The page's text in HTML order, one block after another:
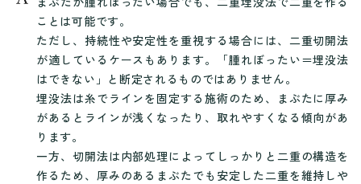
ことは可能です。
ただし、持続性や安定性を重視する場合には、二重切開法
が適しているケースもあります。「腫れぼったい＝埋没法
はできない」と断定されるものではありません。
埋没法は糸でラインを固定する施術のため、まぶたに厚み
があるとラインが浅くなったり、取れやすくなる傾向があ
ります。
一方、切開法は内部処理によってしっかりと二重の構造を
作るため、厚みのあるまぶたでも安定した二重を維持しや